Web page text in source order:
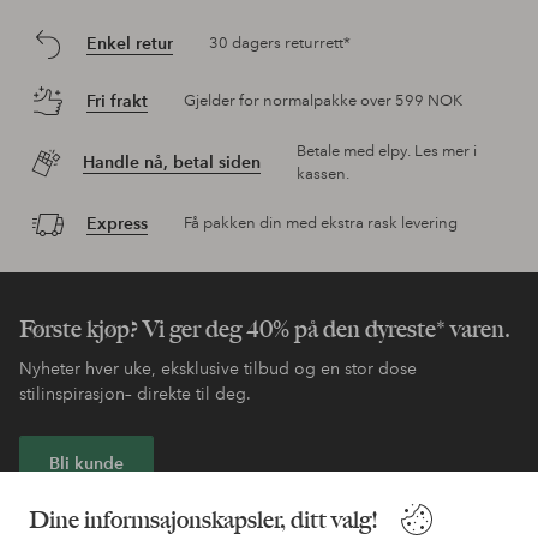
Dine informsajonskapsler, ditt valg!
Enkel retur 30 dagers returrett*
Fri frakt Gjelder for normalpakke over 599 NOK
Handle nå, betal siden
Betale med elpy. Les mer i
kassen.
Express Få pakken din med ekstra rask levering
Første kjøp? Vi ger deg 40% på den dyreste* varen.
Nyheter hver uke, eksklusive tilbud og en stor dose
stilinspirasjon– direkte til deg.
Bli kunde
* Se tilbudsvilkår ved registrering